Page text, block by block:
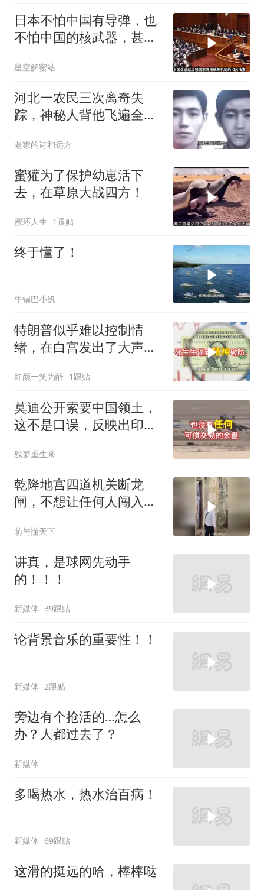
日本不怕中国有导弹，也
不怕中国的核武器，甚至
星空解密站
河北一农民三次离奇失
踪，神秘人背他飞遍全中
老家的诗和远方
蜜獾为了保护幼崽活下
去，在草原大战四方！
蜜环人生 1跟贴
终于懂了！
牛锅巴小钒
特朗普似乎难以控制情
绪，在白宫发出了大声咒
红颜一笑为醉 1跟贴
莫迪公开索要中国领土，
这不是口误，反映出印度
残梦重生来
乾隆地宫四道机关断龙
闸，不想让任何人闯入地
萌与懂天下
讲真，是球网先动手
的！！！
新媒体 39跟贴
论背景音乐的重要性！！
新媒体 2跟贴
旁边有个抢活的…怎么
办？人都过去了？
新媒体
多喝热水，热水治百病！
新媒体 69跟贴
这滑的挺远的哈，棒棒哒